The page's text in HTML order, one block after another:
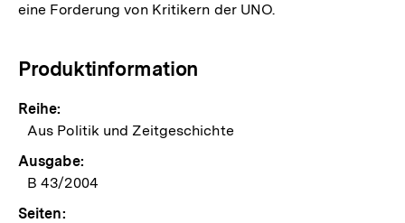
eine Forderung von Kritikern der UNO.
Produktinformation
Reihe:
Aus Politik und Zeitgeschichte
Ausgabe:
B 43/2004
Seiten: